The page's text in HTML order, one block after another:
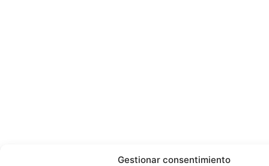
Gestionar consentimiento